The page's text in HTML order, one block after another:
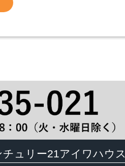
ュリー21アイワハウス